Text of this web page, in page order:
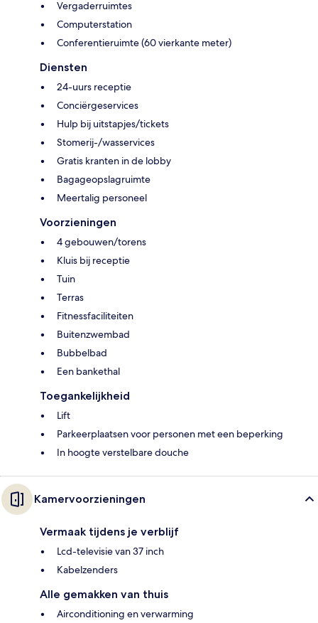
Vergaderruimtes
Computerstation
Conferentieruimte (60 vierkante meter)
Diensten
24-uurs receptie
Conciërgeservices
Hulp bij uitstapjes/tickets
Stomerij-/wasservices
Gratis kranten in de lobby
Bagageopslagruimte
Meertalig personeel
Voorzieningen
4 gebouwen/torens
Kluis bij receptie
Tuin
Terras
Fitnessfaciliteiten
Buitenzwembad
Bubbelbad
Een bankethal
Toegankelijkheid
Lift
Parkeerplaatsen voor personen met een beperking
In hoogte verstelbare douche
Kamervoorzieningen
Vermaak tijdens je verblijf
Lcd-televisie van 37 inch
Kabelzenders
Alle gemakken van thuis
Airconditioning en verwarming